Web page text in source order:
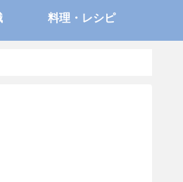
料理・レシピ